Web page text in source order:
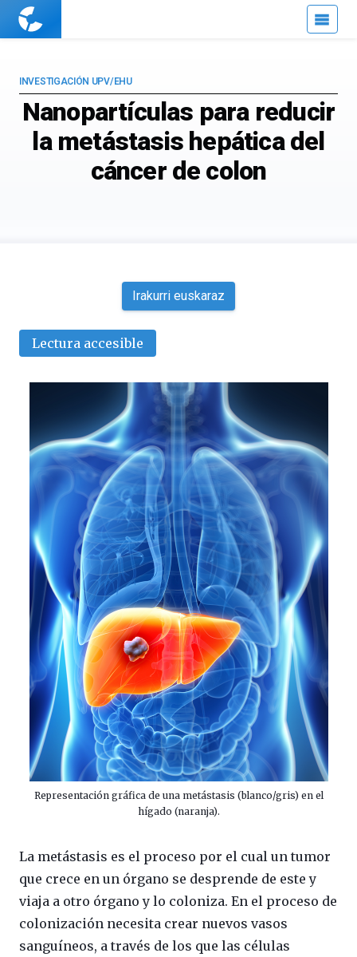
Cuaderno
Nanopartículas para reducir
la metástasis hepática del
cáncer de colon
INVESTIGACIÓN UPV/EHU
Irakurri euskaraz
Lectura accesible
Representación gráfica de una metástasis (blanco/gris) en el
hígado (naranja).
La metástasis es el proceso por el cual un tumor
que crece en un órgano se desprende de este y
viaja a otro órgano y lo coloniza. En el proceso de
colonización necesita crear nuevos vasos
sanguíneos, a través de los que las células